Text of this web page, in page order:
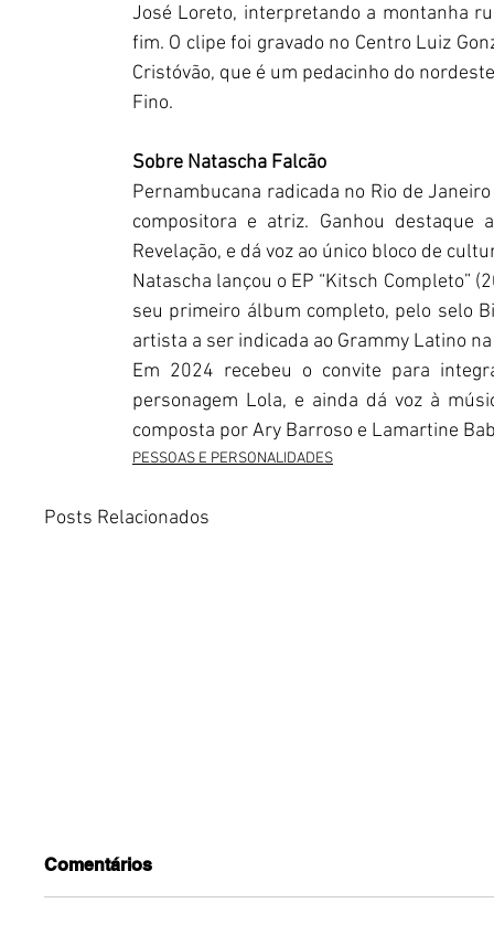
José Loreto, interpretando a montanha
fim. O clipe foi gravado no Centro Luiz
Cristóvão, que é um pedacinho do
Fino.
Sobre Natascha Falcão
Pernambucana radicada no Rio de
compositora e atriz. Ganhou destaque
Revelação, e dá voz ao único bloco de
Natascha lançou o EP “Kitsch Completo”
seu primeiro álbum completo, pelo selo
artista a ser indicada ao Grammy Latino
Em 2024 recebeu o convite para
personagem Lola, e ainda dá voz à
composta por Ary Barroso e Lamartine
PESSOAS E PERSONALIDADES
Posts Relacionados
Comentários